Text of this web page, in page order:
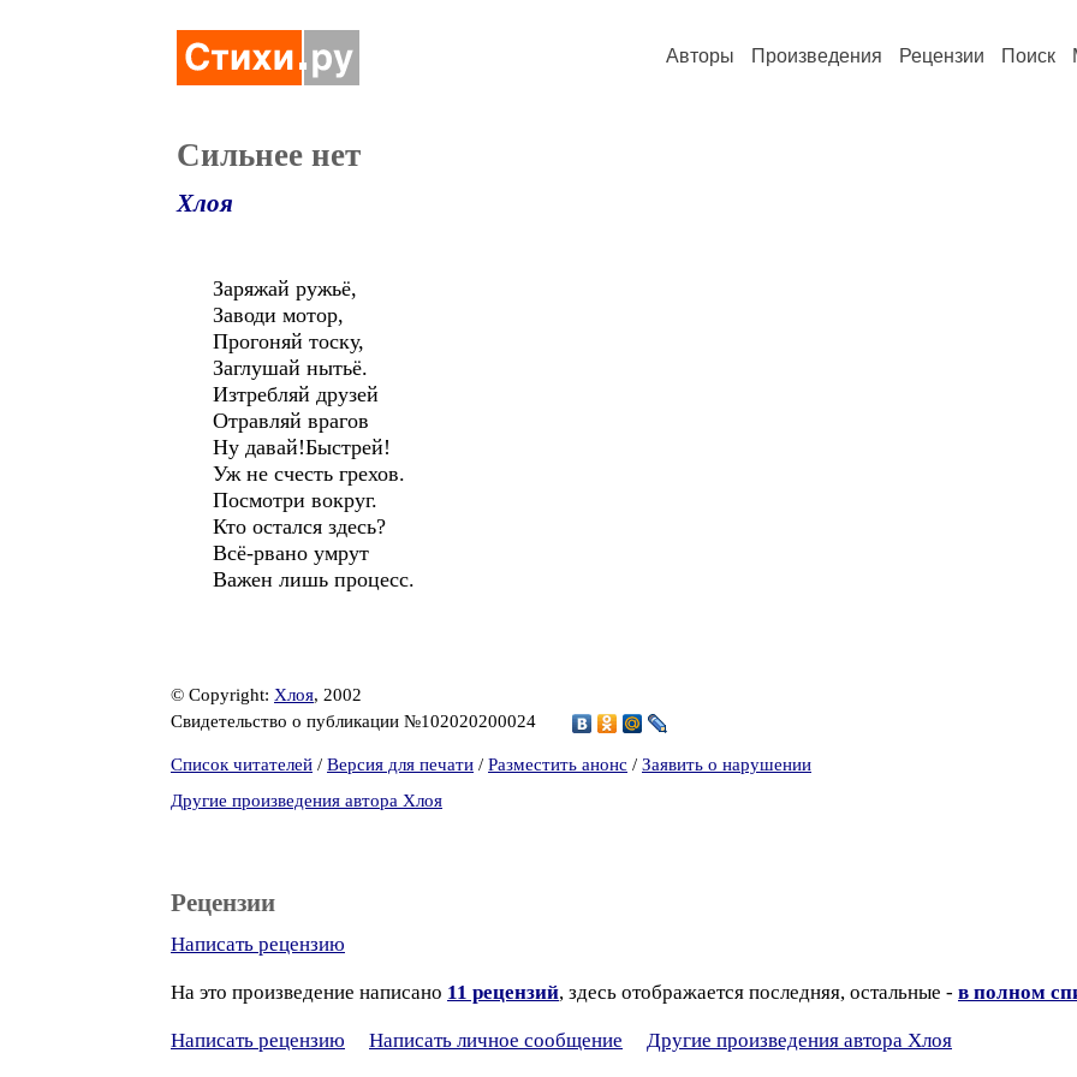
Авторы Произведения Рецензии Поиск
Сильнее нет
Хлоя
Заряжай ружьё,
Заводи мотор,
Прогоняй тоску,
Заглушай нытьё.
Изтребляй друзей
Отравляй врагов
Ну давай!Быстрей!
Уж не счесть грехов.
Посмотри вокруг.
Кто остался здесь?
Всё-рвано умрут
Важен лишь процесс.
© Copyright: Хлоя, 2002
Свидетельство о публикации №102020200024
Список читателей / Версия для печати / Разместить анонс / Заявить о нарушении
Другие произведения автора Хлоя
Рецензии
Написать рецензию
На это произведение написано 11 рецензий, здесь отображается последняя, остальные - в полном
Написать рецензию Написать личное сообщение Другие произведения автора Хлоя